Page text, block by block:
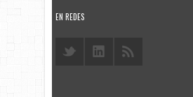
EN REDES